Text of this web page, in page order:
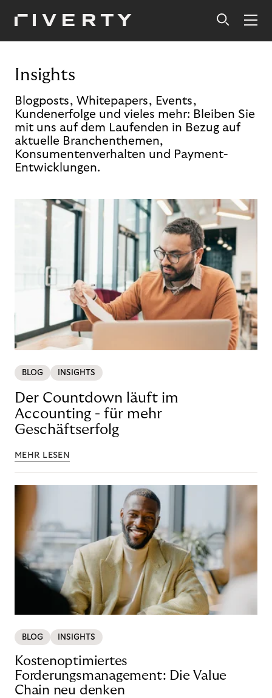
Insights
Blogposts, Whitepapers, Events,
Kundenerfolge und vieles mehr: Bleiben Sie
mit uns auf dem Laufenden in Bezug auf
aktuelle Branchenthemen,
Konsumentenverhalten und Payment-
Entwicklungen.
BLOG INSIGHTS
Der Countdown läuft im
Accounting - für mehr
Geschäftserfolg
MEHR LESEN
BLOG INSIGHTS
Kostenoptimiertes
Forderungsmanagement: Die Value
Chain neu denken